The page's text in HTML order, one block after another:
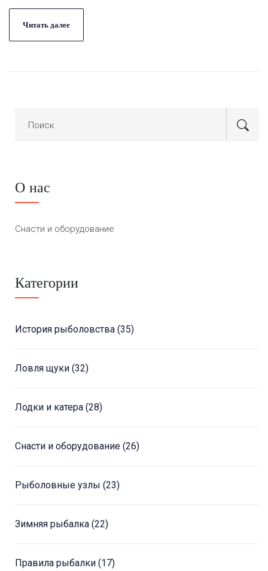
Читать далее
О нас
Снасти и оборудование
Категории
История рыболовства (35)
Ловля щуки (32)
Лодки и катера (28)
Снасти и оборудование (26)
Рыболовные узлы (23)
Зимняя рыбалка (22)
Правила рыбалки (17)